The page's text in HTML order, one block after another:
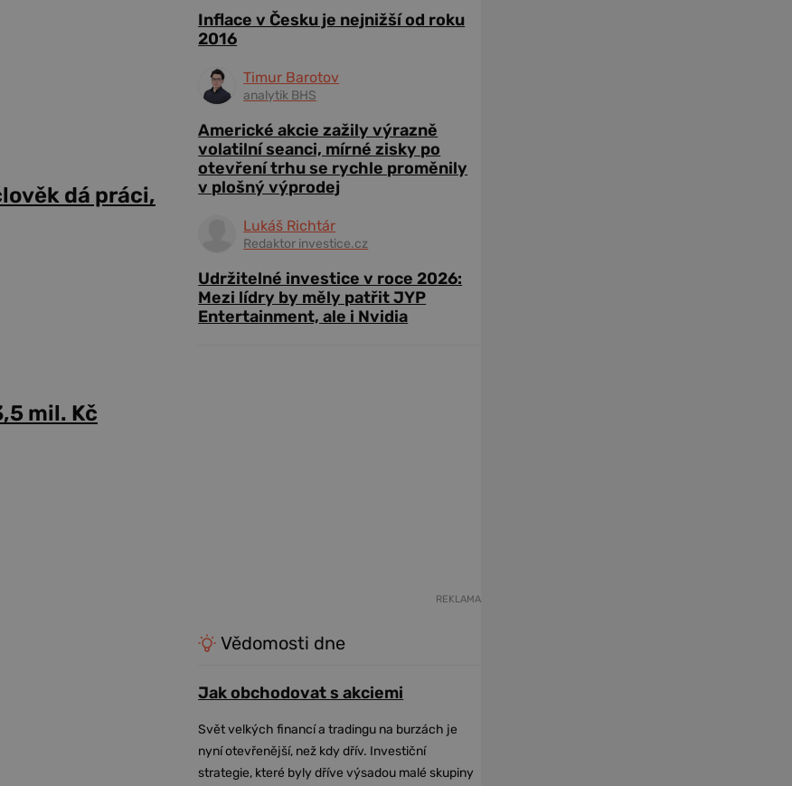
dá práci,
mil. Kč
Inflace v Česku je nejnižší od roku
2016
Timur Barotov
analytik BHS
Americké akcie zažily výrazně
volatilní seanci, mírné zisky po
otevření trhu se rychle proměnily
v plošný výprodej
Lukáš Richtár
Redaktor investice.cz
Udržitelné investice v roce 2026:
Mezi lídry by měly patřit JYP
Entertainment, ale i Nvidia
REKLAMA
Vědomosti dne
Jak obchodovat s akciemi
Svět velkých financí a tradingu na burzách je
nyní otevřenější, než kdy dřív. Investiční
strategie, které byly dříve výsadou malé skupiny